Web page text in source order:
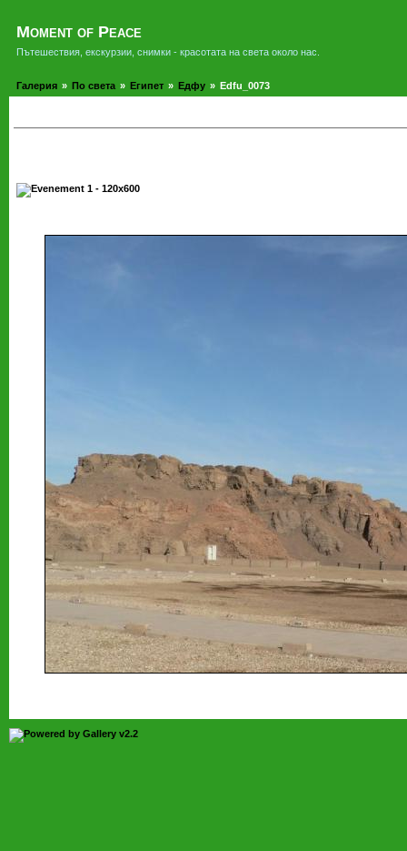
Moment of Peace
Пътешествия, екскурзии, снимки - красотата на света около нас.
Галерия » По света » Египет » Едфу » Edfu_0073